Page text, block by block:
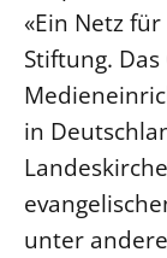
«Ein Netz
Stiftung.
in
unter
Recht